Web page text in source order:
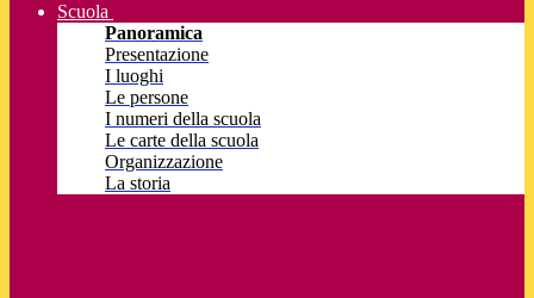
Scuola
Panoramica
Presentazione
I luoghi
Le persone
I numeri della scuola
Le carte della scuola
Organizzazione
La storia